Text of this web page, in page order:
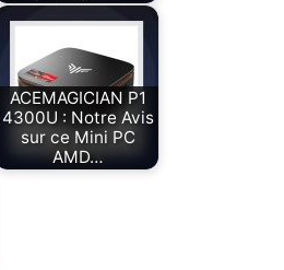
ACEMAGICIAN P1
4300U : Notre Avis
sur ce Mini PC
AMD…